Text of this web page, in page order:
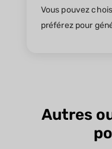
Vous pouvez
préférez pour
Autres